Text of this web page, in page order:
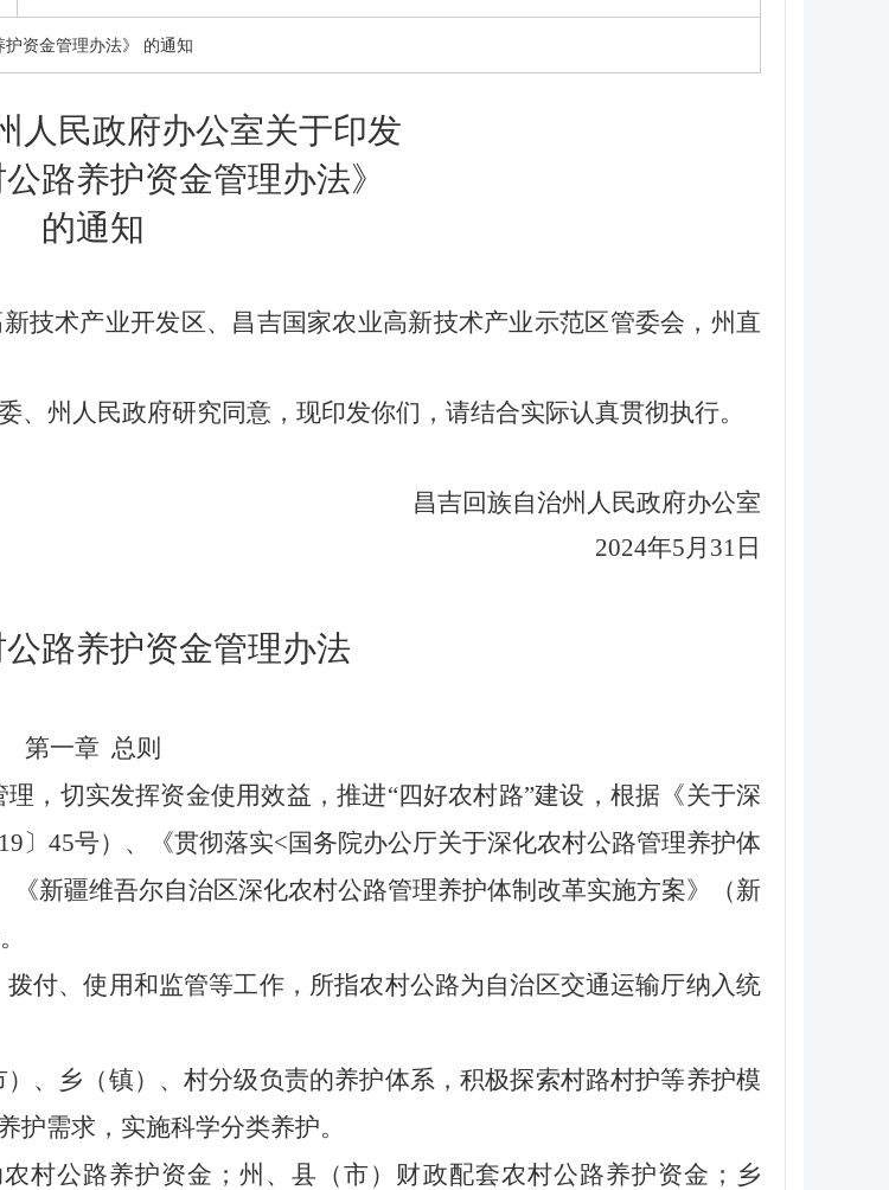
资金管理办法》 的通知
人民政府办公室关于印发
公路养护资金管理办法》
的通知
技术产业开发区、昌吉国家农业高新技术产业示范区管委会，州直
、州人民政府研究同意，现印发你们，请结合实际认真贯彻执行。
昌吉回族自治州人民政府办公室
2024年5月31日
路养护资金管理办法
第一章 总则
，切实发挥资金使用效益，推进“四好农村路”建设，根据《关于深
〕45号）、《贯彻落实<国务院办公厅关于深化农村公路管理养护体
新疆维吾尔自治区深化农村公路管理养护体制改革实施方案》（新
付、使用和监管等工作，所指农村公路为自治区交通运输厅纳入统
、乡（镇）、村分级负责的养护体系，积极探索村路村护等养护模
需求，实施科学分类养护。
村公路养护资金；州、县（市）财政配套农村公路养护资金；乡